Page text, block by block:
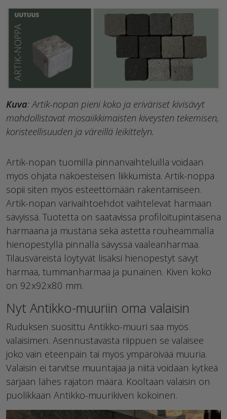
Kuva: Artik-nopan pieni koko ja eriväriset kivisävyt
mahdollistavat mosaiikkimaisten kiveysten tekemisen,
koristeellisuuden ja väreillä leikittelyn.
Artik-nopan tuomilla pinnanvaihteluilla voidaan
myös ohjata näköesteisen liikkumista. Artik-noppa
sopii siten myös esteettömään rakentamiseen.
Artik-nopan värivaihtoehdot vaihtelevat harmaan
sävyissä. Tuotetta on saatavissa profiloitupintaisena
harmaana ja mustana sekä astetta rouheammalla
hienopestyllä pinnalla sävyssä vaaleanharmaa.
Tilausväreistä löytyvät lisäksi hienopestyt sävyt
harmaa, tummanharmaa ja punainen. Kiven koko
on 92x92x80 mm.
Nyt Antikko-muuriin oma valaisin
Ruduksen suosittu Antikko-muuri saa myös
valaisimen. Asennustavasta riippuen se valaisee
joko vain eteenpäin tai myös ympäröivää muuria.
Valaisin ei tarvitse muuntajaa ja niitä voidaan kytkeä
sarjaan lähes rajaton määrä. Kooltaan valaisin on
puolikkaan Antikko-muurikiven kokoinen.